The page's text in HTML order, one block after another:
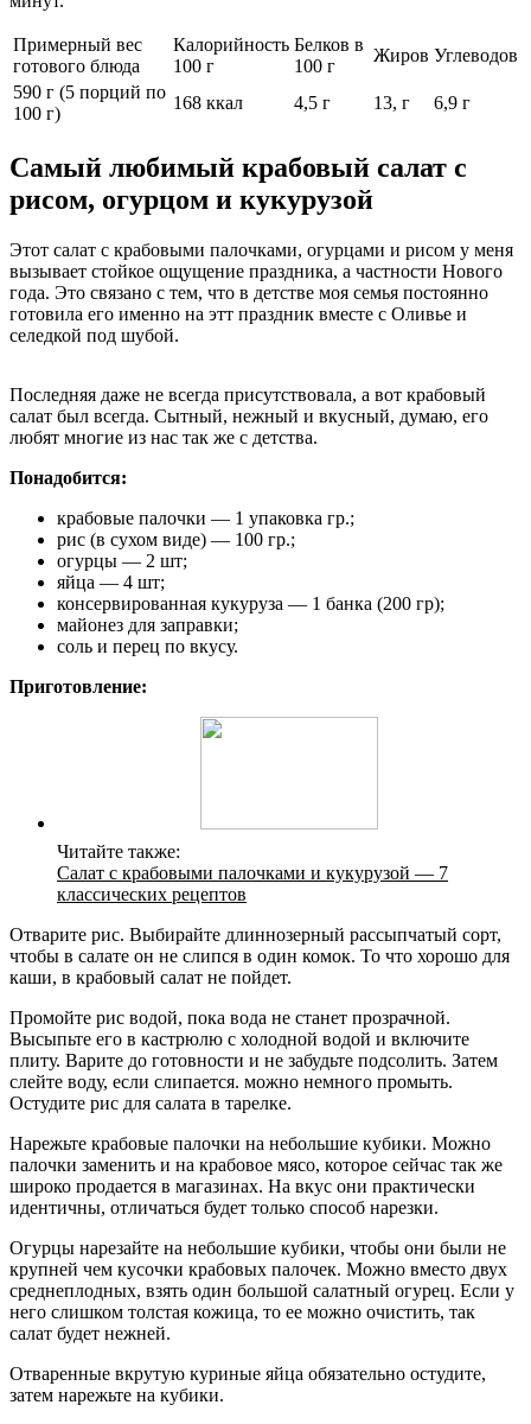
Примерный вес
готового блюда
Калорийность
100 г
Белков в
100 г
Жиров Углеводов
590 г (5 порций по
100 г)
168 ккал 4,5 г 13, г 6,9 г
Самый любимый крабовый салат с
рисом, огурцом и кукурузой
Этот салат с крабовыми палочками, огурцами и рисом у меня
вызывает стойкое ощущение праздника, а частности Нового
года. Это связано с тем, что в детстве моя семья постоянно
готовила его именно на этт праздник вместе с Оливье и
селедкой под шубой.
Последняя даже не всегда присутствовала, а вот крабовый
салат был всегда. Сытный, нежный и вкусный, думаю, его
любят многие из нас так же с детства.
Понадобится:
крабовые палочки — 1 упаковка гр.;
рис (в сухом виде) — 100 гр.;
огурцы — 2 шт;
яйца — 4 шт;
консервированная кукуруза — 1 банка (200 гр);
майонез для заправки;
соль и перец по вкусу.
Приготовление:
Читайте также:
Салат с крабовыми палочками и кукурузой — 7
классических рецептов
Отварите рис. Выбирайте длиннозерный рассыпчатый сорт,
чтобы в салате он не слипся в один комок. То что хорошо для
каши, в крабовый салат не пойдет.
Промойте рис водой, пока вода не станет прозрачной.
Высыпьте его в кастрюлю с холодной водой и включите
плиту. Варите до готовности и не забудьте подсолить. Затем
слейте воду, если слипается. можно немного промыть.
Остудите рис для салата в тарелке.
Нарежьте крабовые палочки на небольшие кубики. Можно
палочки заменить и на крабовое мясо, которое сейчас так же
широко продается в магазинах. На вкус они практически
идентичны, отличаться будет только способ нарезки.
Огурцы нарезайте на небольшие кубики, чтобы они были не
крупней чем кусочки крабовых палочек. Можно вместо двух
среднеплодных, взять один большой салатный огурец. Если у
него слишком толстая кожица, то ее можно очистить, так
салат будет нежней.
Отваренные вкрутую куриные яйца обязательно остудите,
затем нарежьте на кубики.